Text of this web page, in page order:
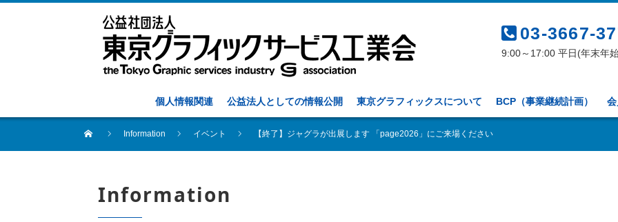
03-3667-
9:00～17:00 平日(年末年
個人情報関連 公益法人としての情報公開 東京グラフィックスについて BCP（事業継続計画）
Information イベント 【終了】ジャグラが出展します 「page2026」にご来場ください
Information